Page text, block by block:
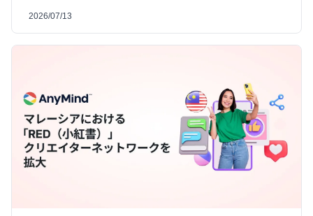
2026/07/13